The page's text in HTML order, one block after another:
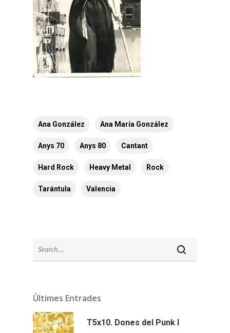
Ana González Ana María González
Anys 70 Anys 80 Cantant
Hard Rock Heavy Metal Rock
Tarántula Valencia
Últimes Entrades
T5x10. Dones del Punk I